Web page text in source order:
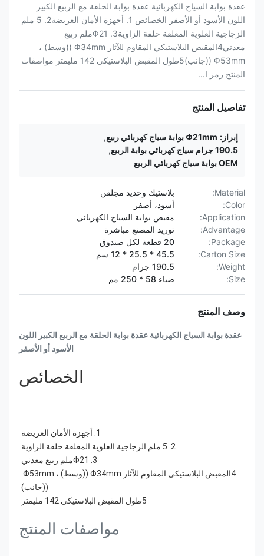
عقدة بوابة السياج الكهربائية عقدة بوابة الحلقة مع الربيع الكبير
اللون الأسود أو الأصفر الخصائص 1. أجهزة الأمان العريضة2. 5 ملم
الزجاجية العلوية المغلقة حلقة الزاوية3. Φ21ملم ربيع
معدني4المقبض البلاستيكي المقاوم للآثار Φ34mm ((وسط) ،
Φ53mm ((جانب)5طول المقبض البلاستيكي 142 مليمتر مواصفات
المنتج رمز ا...
تفاصيل المنتج
إبراز: Φ21mm بوابة سياج كهربائي ربيع
,
190.5 جرام سياج كهربائي بوابة الربيع
,
OEM بوابة سياج كهربائي الربيع
Material:
بلاستيك وحديد مجلفن
Color:
أسود، أصفر
Application:
مقبض بوابة السياج الكهربائي
Advantage:
توريد المصنع مباشرة
Package:
20 قطعة لكل صندوق
Carton Size:
45.5 * 25.5 * 12 سم
Weight:
190.5 جرام
Size:
ضياء 58 * 250 مم
وصف المنتج
عقدة بوابة السياج الكهربائية عقدة بوابة الحلقة مع الربيع الكبير اللون
الأسود أو الأصفر
الخصائص
1. أجهزة الأمان العريضة
2. 5 ملم الزجاجية العلوية المغلقة حلقة الزاوية
3. Φ21ملم ربيع معدني
((جانب)
5طول المقبض البلاستيكي 142 مليمتر
مواصفات المنتج